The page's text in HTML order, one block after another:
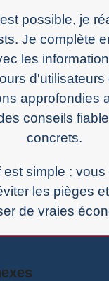
possible, je
Je complète
les
d'utilisateurs
approfondies
conseils
concrets.
est simple :
les pièges
de vraies